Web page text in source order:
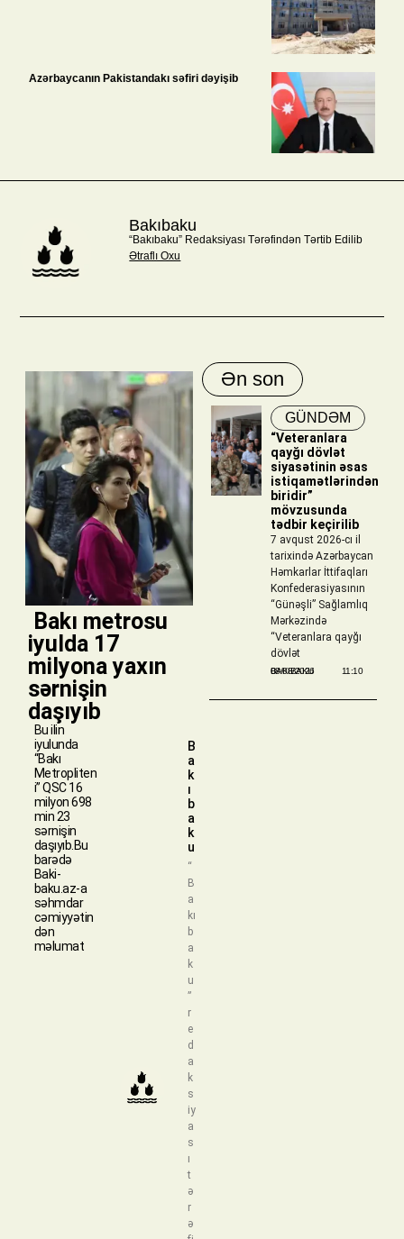
Azərbaycanın Pakistandakı səfiri dəyişib
Bakıbaku
“Bakıbaku” Redaksiyası Tərəfindən Tərtib Edilib
Ətraflı Oxu
​ Bakı metrosu
iyulda 17
milyona yaxın
sərnişin
daşıyıb
Bu ilin
iyulunda
“Bakı
Metropliten
i” QSC 16
milyon 698
min 23
sərnişin
daşıyıb.Bu
barədə
Baki-
baku.az-a
səhmdar
cəmiyyətin
dən
məlumat
B
a
k
ı
b
a
k
u
“
B
a
kı
b
a
k
u
”
r
e
d
a
k
s
iy
a
s
ı
t
ə
r
ə
Ən son
GÜNDƏM
“Veteranlara
qayğı dövlət
siyasətinin əsas
istiqamətlərindən
biridir”
mövzusunda
tədbir keçirilib
7 avqust 2026-cı il
tarixində Azərbaycan
Həmkarlar İttifaqları
Konfederasiyasının
“Günəşli” Sağlamlıq
Mərkəzində
“Veteranlara qayğı
dövlət
BAKIBAKU
08/08/2026 11:10